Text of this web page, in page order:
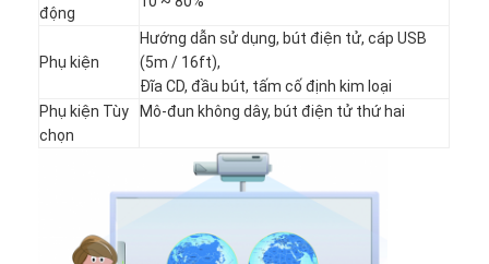
Máy chiếu
Kiosk màn hình cảm ứng
Bảng hiệu kỹ thuật số
Màn hình quảng cáo kỹ thuật số
động
Phụ kiện
Hướng dẫn sử dụng, bút điện tử, cáp USB
(5m / 16ft),
Đĩa CD, đầu bút, tấm cố định kim loại
Phụ kiện Tùy
chọn
Mô-đun không dây, bút điện tử thứ hai